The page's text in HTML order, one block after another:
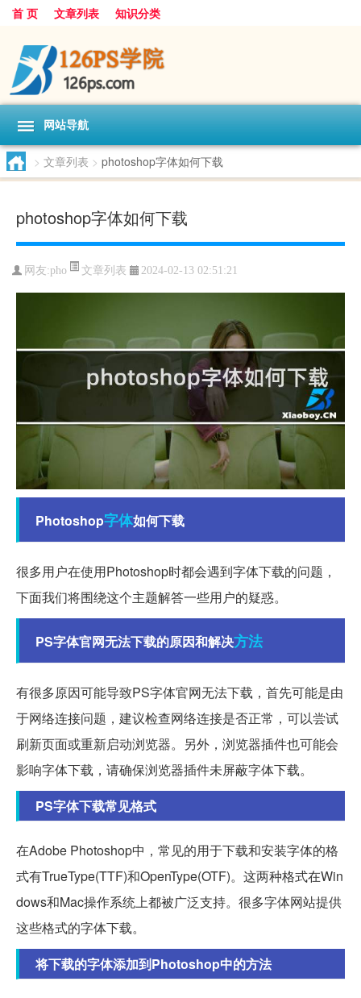
首 页 文章列表 知识分类
网站导航
> 文章列表 > photoshop字体如何下载
photoshop字体如何下载
网友:pho 文章列表 2024-02-13 02:51:21
Photoshop字体如何下载
很多用户在使用Photoshop时都会遇到字体下载的问题，
下面我们将围绕这个主题解答一些用户的疑惑。
PS字体官网无法下载的原因和解决方法
有很多原因可能导致PS字体官网无法下载，首先可能是由
于网络连接问题，建议检查网络连接是否正常，可以尝试
刷新页面或重新启动浏览器。另外，浏览器插件也可能会
影响字体下载，请确保浏览器插件未屏蔽字体下载。
PS字体下载常见格式
在Adobe Photoshop中，常见的用于下载和安装字体的格
式有TrueType(TTF)和OpenType(OTF)。这两种格式在Win
dows和Mac操作系统上都被广泛支持。很多字体网站提供
这些格式的字体下载。
将下载的字体添加到Photoshop中的方法